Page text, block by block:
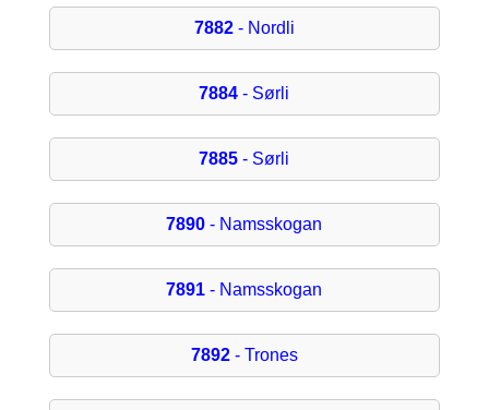
7882- Nordli
7884 - Sørli
7885 - Sørli
7890 - Namsskogan
7891 - Namsskogan
7892- Trones